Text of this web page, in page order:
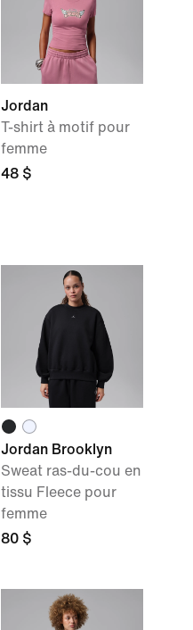
Jordan
T-shirt à motif pour
femme
48 $
Jordan Brooklyn
Sweat ras-du-cou en
tissu Fleece pour
femme
80 $